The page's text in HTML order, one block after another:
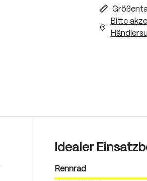
Bitte
Idealer
Rennrad